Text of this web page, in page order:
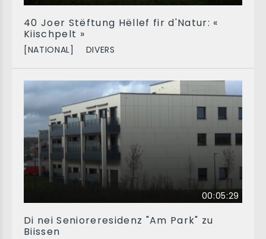
40 Joer Stëftung Hëllef fir d'Natur: «
Kiischpelt »
[NATIONAL] DIVERS
00:05:29
Di nei Senioreresidenz "Am Park" zu
Biissen